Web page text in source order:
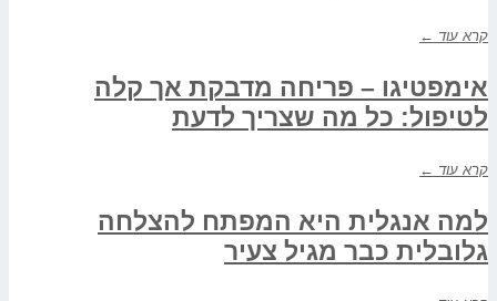
קרא עוד ←
אימפטיגו – פריחה מדבקת אך קלה
לטיפול: כל מה שצריך לדעת
קרא עוד ←
למה אנגלית היא המפתח להצלחה
גלובלית כבר מגיל צעיר